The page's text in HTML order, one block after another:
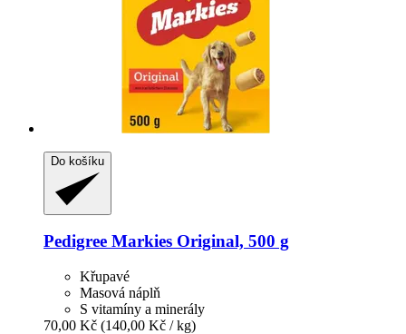
Do košíku
Pedigree Markies Original, 500 g
Křupavé
Masová náplň
S vitamíny a minerály
70,00 Kč (140,00 Kč / kg)